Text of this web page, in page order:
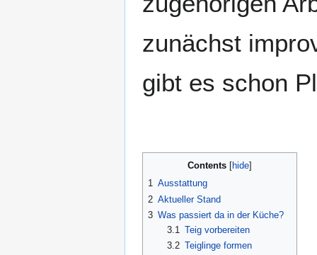
zunächst
gibt es schon
Contents
1 Ausstattung
2 Aktueller Stand
3 Was passiert da in der Küche?
3.1 Teig vorbereiten
3.2 Teiglinge formen